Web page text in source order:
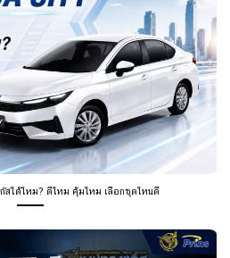
ได้ไหม? ดีไหม คุ้มไหม เลือกชุดไหนดี